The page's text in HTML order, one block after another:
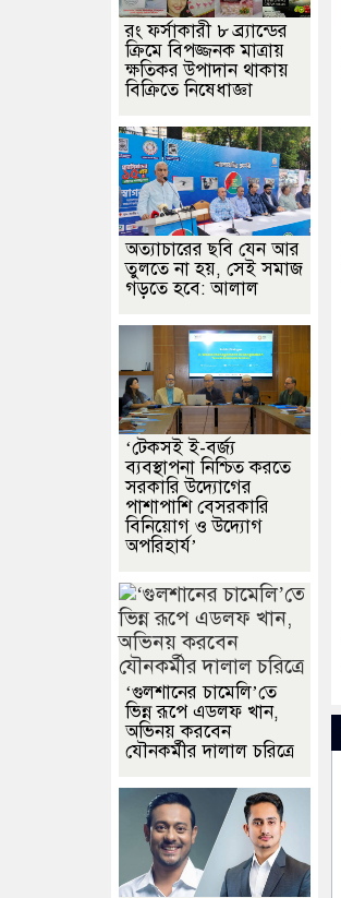
রং ফর্সাকারী ৮ ব্র্যান্ডের
ক্রিমে বিপজ্জনক মাত্রায়
ক্ষতিকর উপাদান থাকায়
বিক্রিতে নিষেধাজ্ঞা
অত্যাচারের ছবি যেন আর
তুলতে না হয়, সেই সমাজ
গড়তে হবে: আলাল
‘টেকসই ই-বর্জ্য
ব্যবস্থাপনা নিশ্চিত করতে
সরকারি উদ্যোগের
পাশাপাশি বেসরকারি
বিনিয়োগ ও উদ্যোগ
অপরিহার্য’
‘গুলশানের চামেলি’তে
ভিন্ন রূপে এডলফ খান,
অভিনয় করবেন
যৌনকর্মীর দালাল চরিত্রে